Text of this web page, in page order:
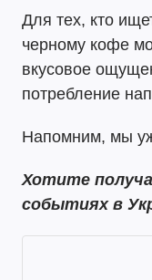
Для тех, кто
черному кофе
вкусовое
потребление
Напомним, мы
Хотите
событиях в